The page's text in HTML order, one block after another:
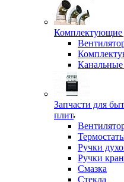
Комплектующие
Запчасти для
плит
Ручки
Ручки
Смазка
Стекла